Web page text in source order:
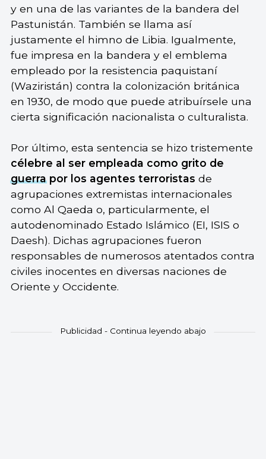
y en una de las variantes de la bandera del
Pastunistán. También se llama así
justamente el himno de Libia. Igualmente,
fue impresa en la bandera y el emblema
empleado por la resistencia paquistaní
(Waziristán) contra la colonización británica
en 1930, de modo que puede atribuírsele una
cierta significación nacionalista o culturalista.
Por último, esta sentencia se hizo tristemente
célebre al ser empleada como grito de
guerrapor los agentes terroristas de
agrupaciones extremistas internacionales
como Al Qaeda o, particularmente, el
autodenominado Estado Islámico (EI, ISIS o
Daesh). Dichas agrupaciones fueron
responsables de numerosos atentados contra
civiles inocentes en diversas naciones de
Oriente y Occidente.